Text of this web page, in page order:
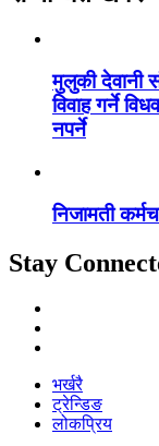
मुलुकी देवानी
विवाह गर्ने
नपर्ने
निजामती
Stay
भर्खरै
ट्रेन्डिङ
लोकप्रिय